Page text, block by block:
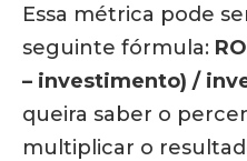
Essa métrica pode
seguinte fórmula:
– investimento) /
queira saber o
multiplicar o